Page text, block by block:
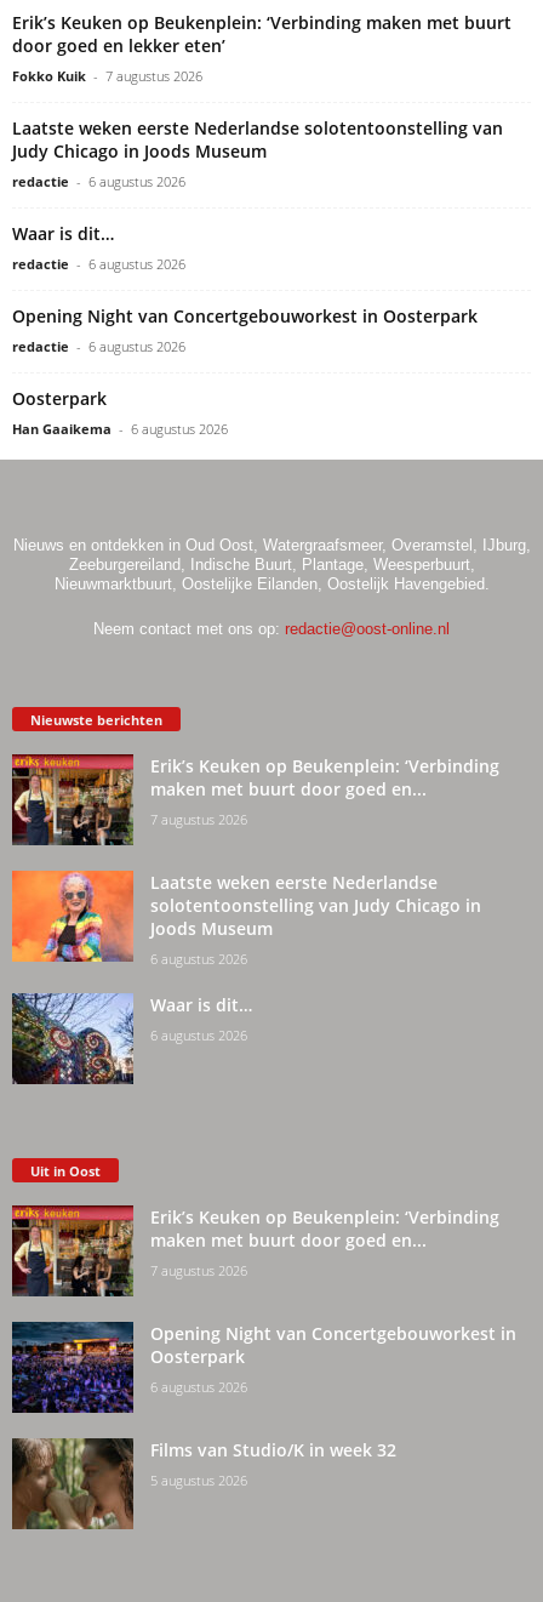
Erik’s Keuken op Beukenplein: ‘Verbinding maken met buurt
door goed en lekker eten’
Fokko Kuik - 7 augustus 2026
Laatste weken eerste Nederlandse solotentoonstelling van
Judy Chicago in Joods Museum
redactie - 6 augustus 2026
Waar is dit…
redactie - 6 augustus 2026
Opening Night van Concertgebouworkest in Oosterpark
redactie - 6 augustus 2026
Oosterpark
Han Gaaikema - 6 augustus 2026
Nieuws en ontdekken in Oud Oost, Watergraafsmeer, Overamstel, IJburg,
Zeeburgereiland, Indische Buurt, Plantage, Weesperbuurt,
Nieuwmarktbuurt, Oostelijke Eilanden, Oostelijk Havengebied.
Neem contact met ons op: redactie@oost-online.nl
Nieuwste berichten
Erik’s Keuken op Beukenplein: ‘Verbinding
maken met buurt door goed en...
7 augustus 2026
Laatste weken eerste Nederlandse
solotentoonstelling van Judy Chicago in
Joods Museum
6 augustus 2026
Waar is dit…
6 augustus 2026
Uit in Oost
Erik’s Keuken op Beukenplein: ‘Verbinding
maken met buurt door goed en...
7 augustus 2026
Opening Night van Concertgebouworkest in
Oosterpark
6 augustus 2026
Films van Studio/K in week 32
5 augustus 2026